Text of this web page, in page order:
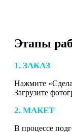
Этапы
1. ЗАКАЗ
Нажмите
Загрузите
2. МАКЕТ
В процессе